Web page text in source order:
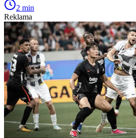
2 min
Reklama